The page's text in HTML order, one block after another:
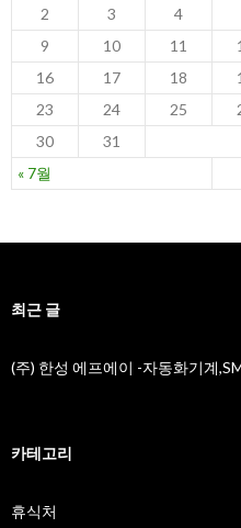
« 7월
2
3 4
9
10 11
16
17 18
23
24 25
30
31
최근 글
(주) 한성 에프에이 -자동화기계
카테고리
휴식처